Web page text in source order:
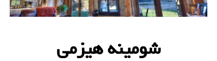
شومینه هیزمی